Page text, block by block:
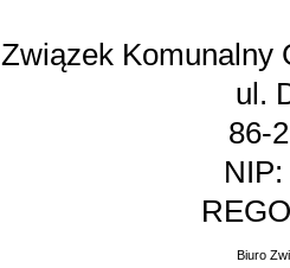
Związek Komunalny
ul.
86-
Biuro